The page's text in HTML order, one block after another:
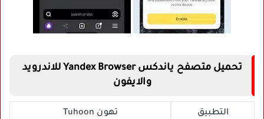
تحميل متصفح ياندكس Yandex Browser للاندرويد
والايفون
التطبيق تهون Tuhoon